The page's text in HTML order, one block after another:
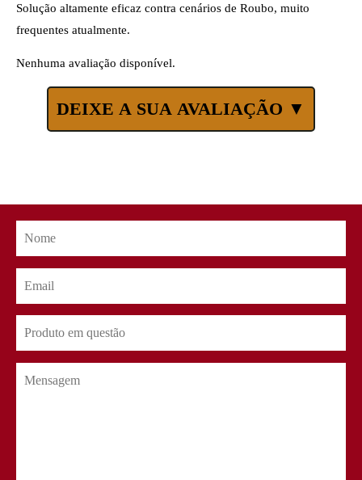
Solução altamente eficaz contra cenários de Roubo, muito
frequentes atualmente.
Nenhuma avaliação disponível.
DEIXE A SUA AVALIAÇÃO ▼